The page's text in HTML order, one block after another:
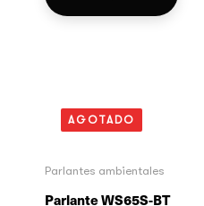
AGOTADO
Parlantes ambientales
Parlante WS65S-BT